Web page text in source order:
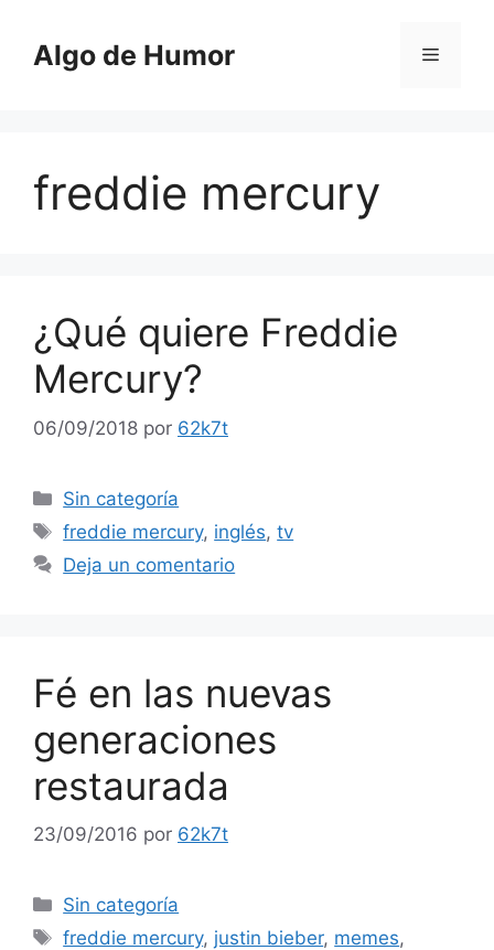
contenido
Algo de Humor Menú
freddie mercury
¿Qué quiere Freddie
Mercury?
06/09/2018 por 62k7t
Categorías
Sin categoría
Etiquetas
freddie mercury, inglés,tv
Deja un comentario
Fé en las nuevas
generaciones
restaurada
23/09/2016 por 62k7t
Categorías
Sin categoría
Etiquetas
freddie mercury, justin bieber, memes,